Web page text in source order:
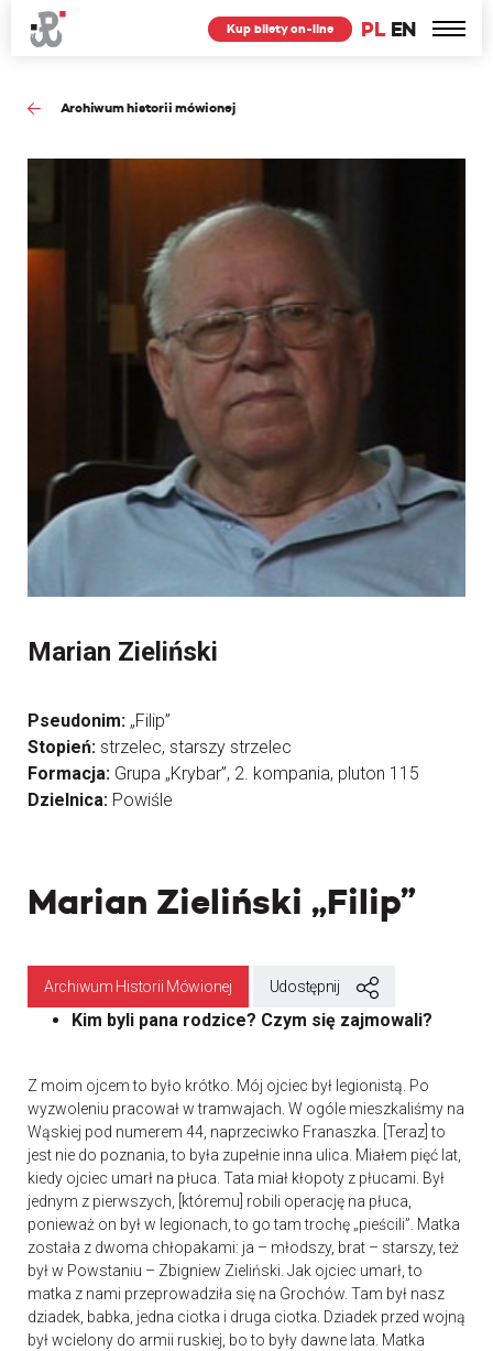
PL EN
Kup bilety on-line
Archiwum historii mówionej
Marian Zieliński „Filip”
Archiwum Historii Mówionej Udostępnij
Kim byli pana rodzice? Czym się zajmowali?
Z moim ojcem to było krótko. Mój ojciec był legionistą. Po
wyzwoleniu pracował w tramwajach. W ogóle mieszkaliśmy na
Wąskiej pod numerem 44, naprzeciwko Franaszka. [Teraz] to
jest nie do poznania, to była zupełnie inna ulica. Miałem pięć lat,
kiedy ojciec umarł na płuca. Tata miał kłopoty z płucami. Był
jednym z pierwszych, [któremu] robili operację na płuca,
ponieważ on był w legionach, to go tam trochę „pieścili”. Matka
została z dwoma chłopakami: ja – młodszy, brat – starszy, też
był w Powstaniu – Zbigniew Zieliński. Jak ojciec umarł, to
matka z nami przeprowadziła się na Grochów. Tam był nasz
dziadek, babka, jedna ciotka i druga ciotka. Dziadek przed wojną
był wcielony do armii ruskiej, bo to były dawne lata. Matka
Marian Zieliński
Pseudonim: „Filip”
Stopień: strzelec, starszy strzelec
Formacja: Grupa „Krybar”, 2. kompania, pluton 115
Dzielnica: Powiśle